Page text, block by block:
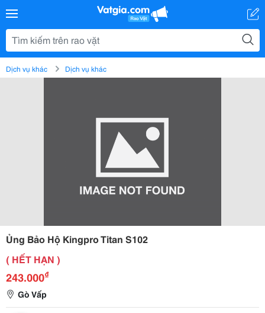
Dịch vụ khác Dịch vụ khác
Ủng Bảo Hộ Kingpro Titan S102
( HẾT HẠN )
243.000₫
Gò Vấp